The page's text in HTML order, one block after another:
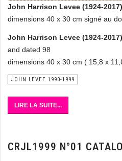
John Harrison Levee (1924-2017)
dimensions 40 x 30 cm signé au
John Harrison Levee (1924-2017)
and dated 98
dimensions 40 x 30 cm ( 15,8 x
JOHN LEVEE 1990-1999
LIRE LA SUITE...
CRJL1999 N°01